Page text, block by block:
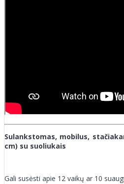
Sulankstomas, mobilus,
cm) su suoliukais
Gali susėsti apie 12 vaikų ar 10